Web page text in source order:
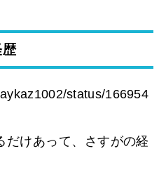
歴
status/166954
だけあって、さすがの経